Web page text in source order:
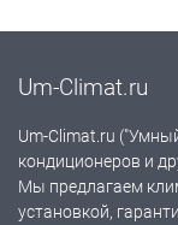
Um-Climat.ru
Um-Climat.ru
кондиционеров и
Мы предлагаем
установкой,